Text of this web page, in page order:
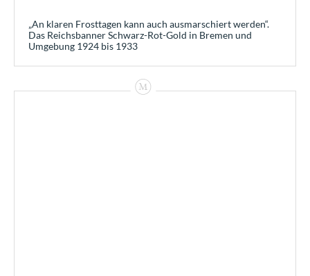
„An klaren Frosttagen kann auch ausmarschiert werden“.
Das Reichsbanner Schwarz-Rot-Gold in Bremen und
Umgebung 1924 bis 1933